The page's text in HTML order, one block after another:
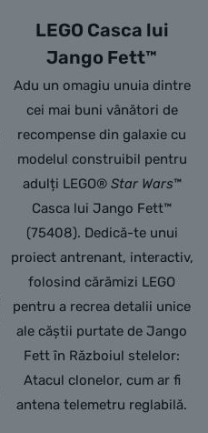
LEGO Casca lui
Jango Fett™
Adu un omagiu unuia dintre
cei mai buni vânători de
recompense din galaxie cu
modelul construibil pentru
adulți LEGO® Star Wars™
Casca lui Jango Fett™
(75408). Dedică-te unui
proiect antrenant, interactiv,
folosind cărămizi LEGO
pentru a recrea detalii unice
ale căștii purtate de Jango
Fett în Războiul stelelor:
Atacul clonelor, cum ar fi
antena telemetru reglabilă.